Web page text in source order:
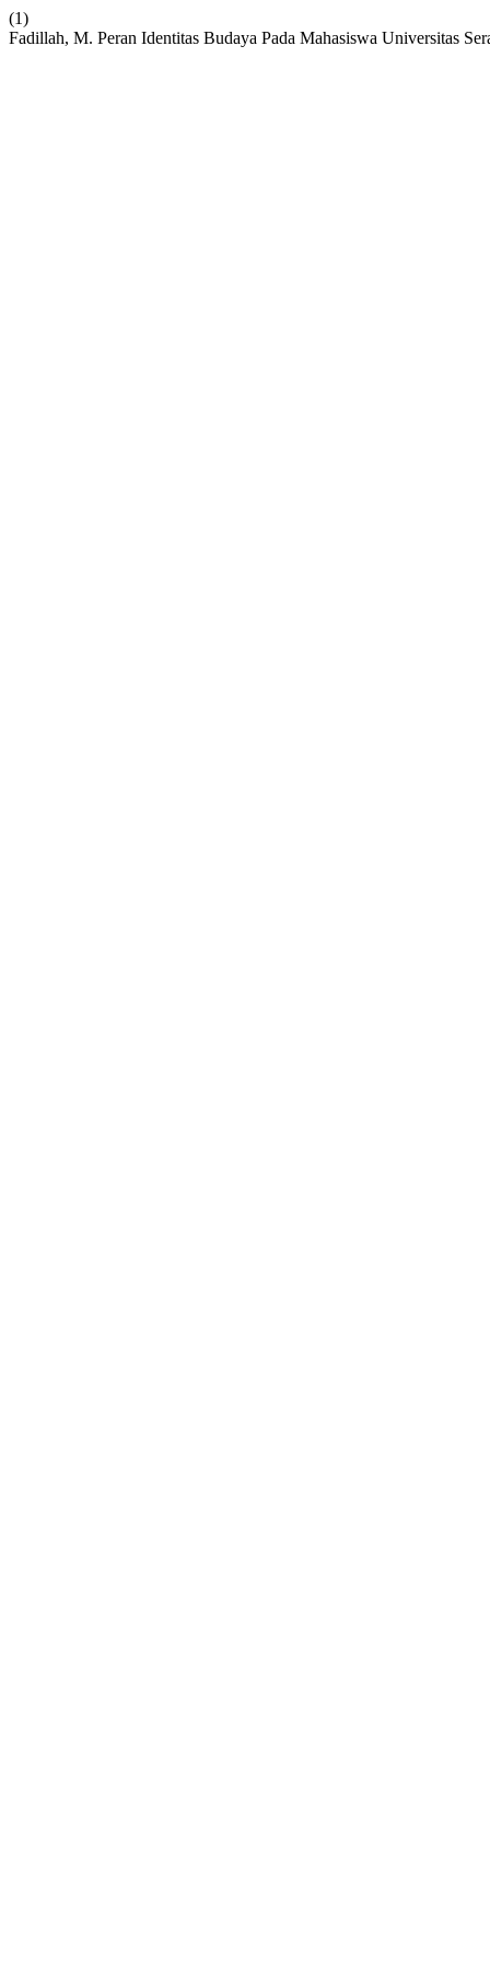
(1)
Fadillah, M. Peran Identitas Budaya Pada Mahasiswa Universitas